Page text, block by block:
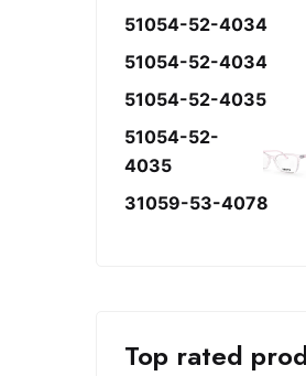
51054-52-4034
51054-52-4034
51054-52-4035
51054-52-
4035
31059-53-4078
Top rated